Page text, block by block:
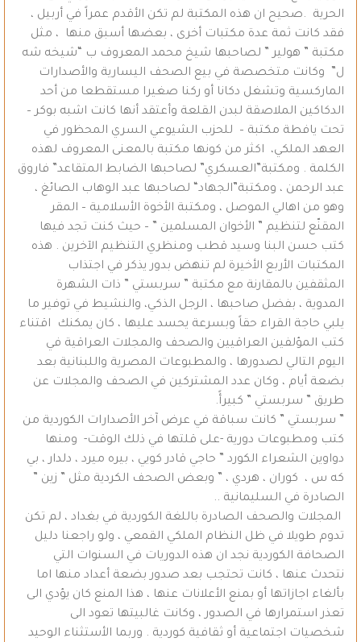
الحرية .صحيح ان هذه المكتبة لم تكن الأقدم عمراً في أربيل ،
فقد كانت ثمة عدة مكتبات أخرى ، بعضها أسبق منها ، مثل
مكتبة ” هولير ” لصاحبها شيخ محمد المعروف ب “شيخه شه
ل” وكانت متخصصة في بيع الصحف اليسارية والأصدارات
الماركسية وتشغل دكانا أو ركنا صغيرا مستقطعا من أحد
الدكاكين الملاصقة لبدن القلعة وأعتقد أنها كانت اشبه بوكر –
تحت يافطة مكتبة – للحزب الشيوعي السري المحظور في
العهد الملكي، اكثر من كونها مكتبة بالمعنى المعروف لهذه
الكلمة . ومكتبة”العسكري” لصاحبها الضابط المتقاعد” فاروق
عبد الرحمن ، ومكتبة”الجهاد“ لصاحبها عبد الوهاب الصائغ ،
وهو من اهالي الموصل ، ومكتبة الأخوة الأسلامية – المقر
المقنّع لتنظيم ” الأخوان المسلمين ” – حيث كنت تجد فيها
كتب حسن البنا وسيد قطب ومنظري التنظيم الآخرين . هذه
المكتبات الأربع الأخيرة لم تنهض بدور يذكر في اجتذاب
المثقفين بالمقارنة مع مكتبة ” سربستي ” ذات الشهرة
المدوية ، بفضل صاحبها ، الرجل الذكي، والنشيط في توفير ما
يلبي حاجة القراء حقاً وبسرعة يحسد عليها ، كان يمكنك اقتناء
كتب المؤلفين العراقيين والصحف والمجلات العراقية في
اليوم التالي لصدورها ، والمطبوعات المصرية واللبنانية بعد
بضعة أيام ، وكان عدد المشتركين في الصحف والمجلات عن
طريق ” سربستي ” كبيرأً.
” سربستي ” كانت سباقة في عرض آخر الأصدارات الكوردية من
كتب ومطبوعات دورية -على قلتها في ذلك الوقت- ومنها
دواوين الشعراء الكورد ” حاجي قادر كويي ، بيره ميرد ، دلدار ، بي
كه س ، كوران ، هردي ، ” وبعض الصحف الكردية مثل ” زين ”
الصادرة في السليمانية ..
المجلات والصحف الصادرة باللغة الكوردية في بغداد ، لم تكن
تدوم طويلا في ظل النظام الملكي القمعي ، ولو راجعنا دليل
الصحافة الكوردية نجد ان هذه الدوريات في السنوات التي
نتحدث عنها ، كانت تحتجب بعد صدور بضعة أعداد منها اما
بألغاء اجازاتها أو بمنع الأعلانات عنها ، هذا المنع كان يؤدي الى
تعذر استمرارها في الصدور ، وكانت غالبيتها تعود الى
شخصيات اجتماعية أو ثقافية كوردية . وربما الأستثناء الوحيد